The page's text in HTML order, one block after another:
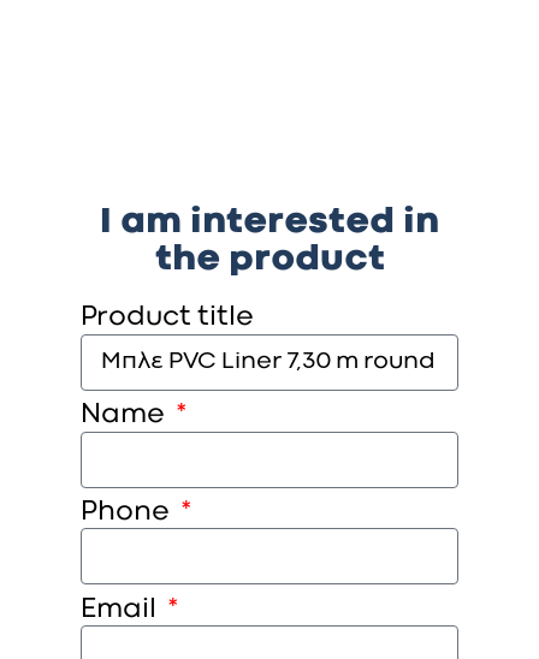
I am interested in
the product
Product title
Name
Phone
Email